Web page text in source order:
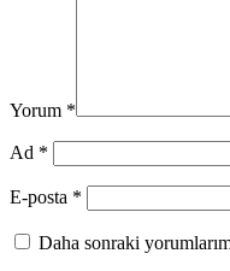
Yorum *
Ad *
E-posta *
Daha sonraki